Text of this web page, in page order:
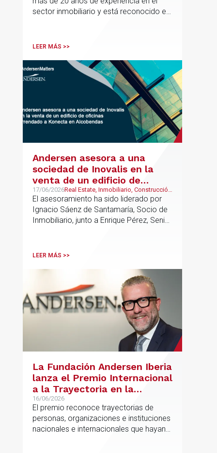
sector inmobiliario y está reconocido en
codirigirá el EU Real Estate Industry
UK.
LEER MÁS >>
Andersen asesora a una
sociedad de Inovalis en la
venta de un edificio de
oficinas arrendado a Konecta
en Alcobendas
17/06/2026Real Estate, Inmobiliario, Construcción
y Urbanismo
El asesoramiento ha sido liderado por
Ignacio Sáenz de Santamaría, Socio de
Inmobiliario, junto a Enrique Pérez, Senior
LEER MÁS >>
La Fundación Andersen Iberia
lanza el Premio Internacional
a la Trayectoria en la
Promoción de la Educación
16/06/2026
El premio reconoce trayectorias de
personas, organizaciones e instituciones
nacionales e internacionales que hayan